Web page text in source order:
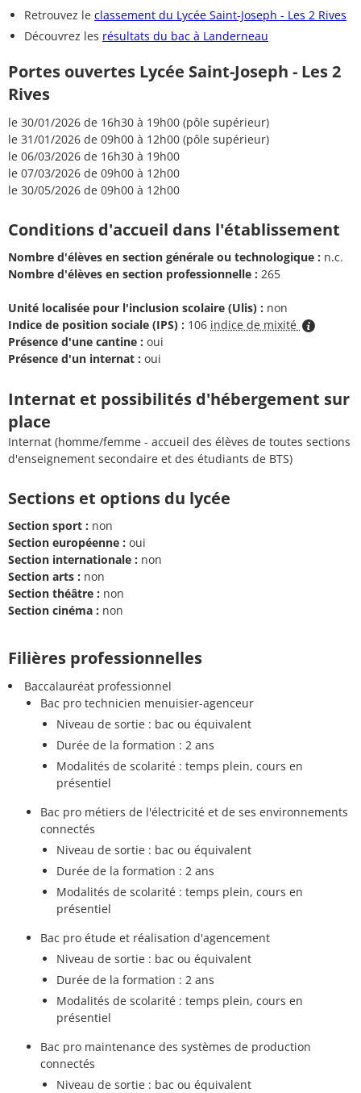
Retrouvez le classement du Lycée Saint-Joseph - Les 2 Rives
Découvrez les résultats du bac à Landerneau
Portes ouvertes Lycée Saint-Joseph - Les 2
Rives
le 30/01/2026 de 16h30 à 19h00 (pôle supérieur)
le 31/01/2026 de 09h00 à 12h00 (pôle supérieur)
le 06/03/2026 de 16h30 à 19h00
le 07/03/2026 de 09h00 à 12h00
le 30/05/2026 de 09h00 à 12h00
Conditions d'accueil dans l'établissement
Nombre d'élèves en section générale ou technologique : n.c.
Nombre d'élèves en section professionnelle : 265
Unité localisée pour l'inclusion scolaire (Ulis) : non
Indice de position sociale (IPS) : 106 indice de mixité
Présence d'une cantine : oui
Présence d'un internat : oui
Internat et possibilités d'hébergement sur
place
Internat (homme/femme - accueil des élèves de toutes sections
d'enseignement secondaire et des étudiants de BTS)
Sections et options du lycée
Section sport : non
Section européenne : oui
Section internationale : non
Section arts : non
Section théâtre : non
Section cinéma : non
Filières professionnelles
Baccalauréat professionnel
Bac pro technicien menuisier-agenceur
Niveau de sortie : bac ou équivalent
Durée de la formation : 2 ans
Modalités de scolarité : temps plein, cours en
présentiel
Bac pro métiers de l'électricité et de ses environnements
connectés
Niveau de sortie : bac ou équivalent
Durée de la formation : 2 ans
Modalités de scolarité : temps plein, cours en
présentiel
Bac pro étude et réalisation d'agencement
Niveau de sortie : bac ou équivalent
Durée de la formation : 2 ans
Modalités de scolarité : temps plein, cours en
présentiel
Bac pro maintenance des systèmes de production
connectés
Niveau de sortie : bac ou équivalent